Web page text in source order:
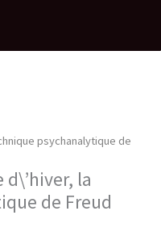
psychanalytique de
la
de Freud